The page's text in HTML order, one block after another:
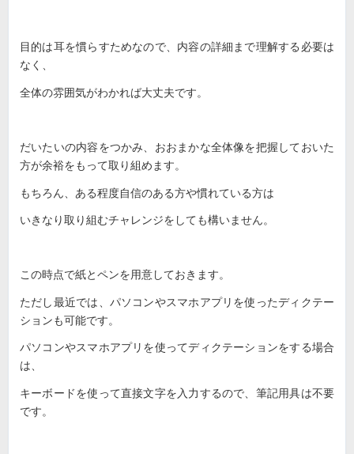
目的は耳を慣らすためなので、内容の詳細まで理解する必要は
なく、
全体の雰囲気がわかれば大丈夫です。
だいたいの内容をつかみ、おおまかな全体像を把握しておいた
方が余裕をもって取り組めます。
もちろん、ある程度自信のある方や慣れている方は
いきなり取り組むチャレンジをしても構いません。
この時点で紙とペンを用意しておきます。
ただし最近では、パソコンやスマホアプリを使ったディクテー
ションも可能です。
パソコンやスマホアプリを使ってディクテーションをする場合
は、
キーボードを使って直接文字を入力するので、筆記用具は不要
です。